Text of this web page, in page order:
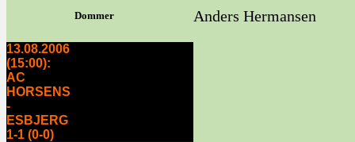
Dommer Anders Hermansen
13.08.2006
(15:00):
AC
HORSENS
-
ESBJERG
1-1 (0-0)